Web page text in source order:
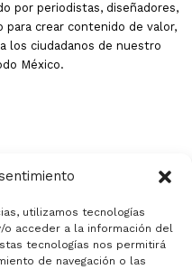
utilizamos tecnologías
o acceder a la información del
tecnologías nos permitirá
de navegación o las
por periodistas, diseñadores,
crear contenido de valor,
los ciudadanos de nuestro
México.